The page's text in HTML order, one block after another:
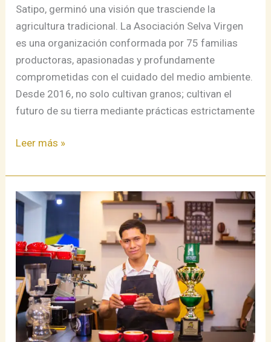
Satipo, germinó una visión que trasciende la
agricultura tradicional. La Asociación Selva Virgen
es una organización conformada por 75 familias
productoras, apasionadas y profundamente
comprometidas con el cuidado del medio ambiente.
Desde 2016, no solo cultivan granos; cultivan el
futuro de su tierra mediante prácticas estrictamente
Leer más »
«Amarillo
Reserve
Coffee»:
El
Legado
Familiar
que
está
Revolucionando